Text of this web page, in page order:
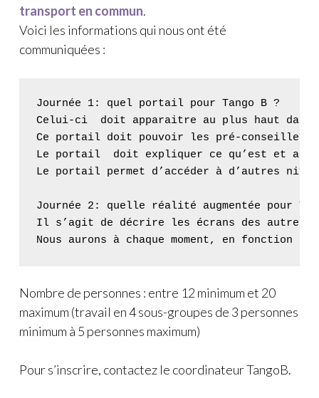
transport en commun.
Voici les informations qui nous ont été
communiquées :
Journée 1: quel portail pour Tango B ?
Celui-ci  doit apparaitre au plus haut
Ce portail doit pouvoir les pré-conseiller,
Le portail  doit expliquer ce qu’est et
Le portail permet d’accéder à d’autres
Journée 2: quelle réalité augmentée pour
Il s’agit de décrire les écrans des autres
Nombre de personnes : entre 12 minimum et 20
maximum (travail en 4 sous-groupes de 3 personnes
minimum à 5 personnes maximum)
Pour s’inscrire, contactez le coordinateur TangoB.